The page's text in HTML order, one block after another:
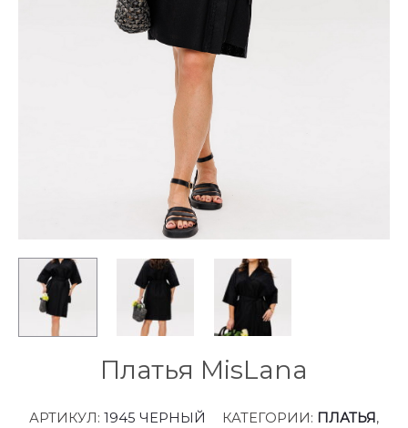
Платья MisLana
АРТИКУЛ: 1945 ЧЕРНЫЙ КАТЕГОРИИ: ПЛАТЬЯ,